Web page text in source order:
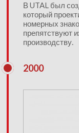
В UTAL был
который
номерных
препятствуют
производству.
2000